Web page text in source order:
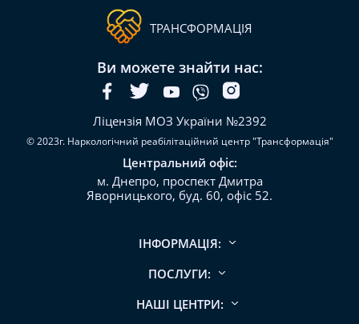
ТРАНСФОРМАЦІЯ
Ви можете знайти нас:
Ліцензія МОЗ України №2392
© 2023г. Наркологічний реабілітаційний центр "Трансформація"
Центральний офіс:
м. Днепро, проспект Дмитра
Яворницького, буд. 60, офіс 52.
ІНФОРМАЦІЯ:
ПОСЛУГИ:
НАШІ ЦЕНТРИ: